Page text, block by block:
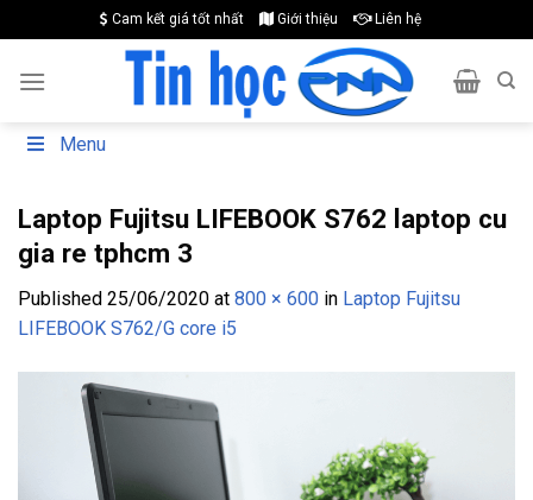
to
content
Cam kết giá tốt nhất Giới thiệu Liên hệ
Menu
Laptop Fujitsu LIFEBOOK S762 laptop cu
gia re tphcm 3
Published 25/06/2020 at 800 × 600 in Laptop Fujitsu
LIFEBOOK S762/G core i5